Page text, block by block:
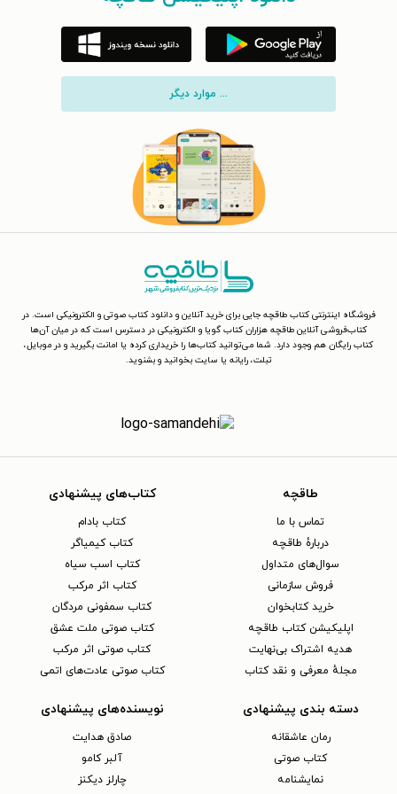
... موارد دیگر
فروشگاه اینترنتی کتاب طاقچه جایی برای خرید آنلاین و دانلود کتاب صوتی و الکترونیکی است. در
کتاب‌فروشی آنلاین طاقچه هزاران کتاب گویا و الکترونیکی در دسترس است که در میان آن‌ها
کتاب رایگان هم وجود دارد. شما می‌توانید کتاب‌ها را خریداری کرده یا امانت بگیرید و در موبایل،
تبلت، رایانه یا سایت بخوانید و بشنوید.
طاقچه
تماس با ما
دربارهٔ طاقچه
سوال‌های متداول
فروش سازمانی
خرید کتابخوان
اپلیکیشن کتاب طاقچه
هدیه اشتراک بی‌نهایت
مجلهٔ معرفی و نقد کتاب
کتاب‌های پیشنهادی
کتاب بادام
کتاب کیمیاگر
کتاب اسب سیاه
کتاب اثر مرکب
کتاب سمفونی مردگان
کتاب صوتی ملت عشق
کتاب صوتی اثر مرکب
کتاب صوتی عادت‌های اتمی
دسته بندی پیشنهادی
رمان عاشقانه
کتاب‌ صوتی
نمایشنامه
نویسنده‌های پیشنهادی
صادق هدایت
آلبر کامو
چارلز دیکنز